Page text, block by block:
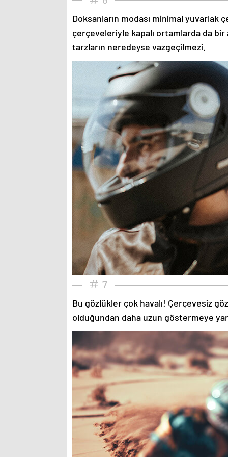
Doksanların modası minimal
çerçeveleriyle kapalı ortamlarda da
tarzların neredeyse vazgeçilmezi.
7
Bu gözlükler çok havalı! Çerçevesiz
olduğundan daha uzun göstermeye